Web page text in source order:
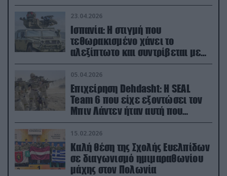
23.04.2026
Ισπανία: Η στιγμή που
τεθωρακισμένο χάνει το
αλεξίπτωτο και συντρίβεται με
ορμή στο έδαφος (βίντεο)
05.04.2026
Επιχείρηση Dehdasht: Η SEAL
Team 6 που είχε εξοντώσει τον
Μπιν Λάντεν ήταν αυτή που
διέσωσε τον πιλότο του F-15
15.02.2026
Καλή θέση της Σχολής Ευελπίδων
σε διαγωνισμό ημιμαραθωνίου
μάχης στον Πολωνία